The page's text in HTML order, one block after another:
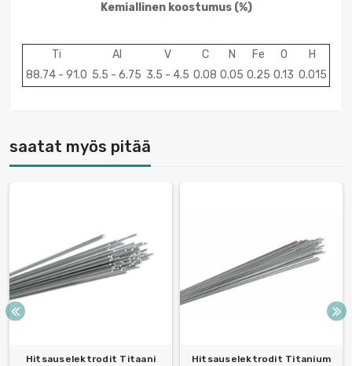
Kemiallinen koostumus (%)
Ti Al V C N Fe O
H
88.74 - 91.0 5.5 - 6.75 3.5 - 4.5 0.08 0.05 0.25 0.13 0.015
saatat myös pitää
Hitsauselektrodit Titaani
Hitsauselektrodit Titanium